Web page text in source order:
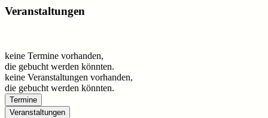
Veranstaltungen
keine Termine vorhanden,
die gebucht werden könnten.
keine Veranstaltungen vorhanden,
die gebucht werden könnten.
Termine
Veranstaltungen